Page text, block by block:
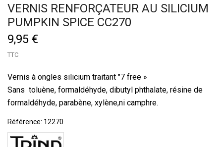
VERNIS RENFORÇATEUR AU SILICIUM
PUMPKIN SPICE CC270
9,95 €
TTC
Vernis à ongles silicium traitant "7 free »
Sans toluène, formaldéhyde, dibutyl phthalate, résine de
formaldéhyde, parabène, xylène,ni camphre.
Référence: 12270